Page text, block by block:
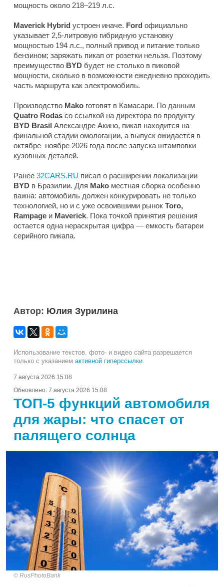
мощность около 218–219 л.с.
Maverick Hybrid устроен иначе. Ford официально
указывает 2,5-литровую гибридную установку
мощностью 194 л.с., полный привод и питание только
бензином; заряжать пикап от розетки нельзя. Поэтому
преимущество BYD будет не столько в пиковой
мощности, сколько в возможности ежедневно проходить
часть маршрута как электромобиль.
Производство Mako готовят в Камасари. По данным
Quatro Rodas со ссылкой на директора по продукту
BYD Brasil Александре Акино, пикап находится на
финальной стадии омологации, а выпуск ожидается в
октябре–ноябре 2026 года после запуска штамповки
кузовных деталей.
Ранее 32CARS.RU писал о расширении локализации
BYD в Бразилии. Для Mako местная сборка особенно
важна: автомобиль должен конкурировать не только
технологией, но и с уже освоившими рынок Toro,
Rampage и Maverick. Пока точкой принятия решения
остается одна нераскрытая цифра — емкость батареи
серийного пикапа.
Автор: Юлия Зурилина
Использование текстов, фото- и видео сайта разрешается
только с указанием активной гиперссылки.
7 августа 2026 15:08
Обновлено: 7 августа 2026 15:08
ТОП-5 функций автомобиля
для жары: что спасет от
палящего солнца
RusPhotoBank